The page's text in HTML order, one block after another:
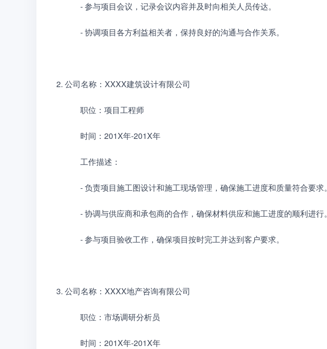
- 参与项目会议，记录会议内容并及时向相关人员传达。
- 协调项目各方利益相关者，保持良好的沟通与合作关系。
2. 公司名称：XXXX建筑设计有限公司
职位：项目工程师
时间：201X年-201X年
工作描述：
- 负责项目施工图设计和施工现场管理，确保施工进度和质量符合要求。
- 协调与供应商和承包商的合作，确保材料供应和施工进度的顺利进行。
- 参与项目验收工作，确保项目按时完工并达到客户要求。
3. 公司名称：XXXX地产咨询有限公司
职位：市场调研分析员
时间：201X年-201X年